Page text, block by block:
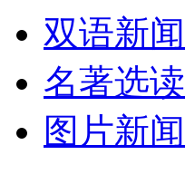
双语新闻
名著选读
图片新闻